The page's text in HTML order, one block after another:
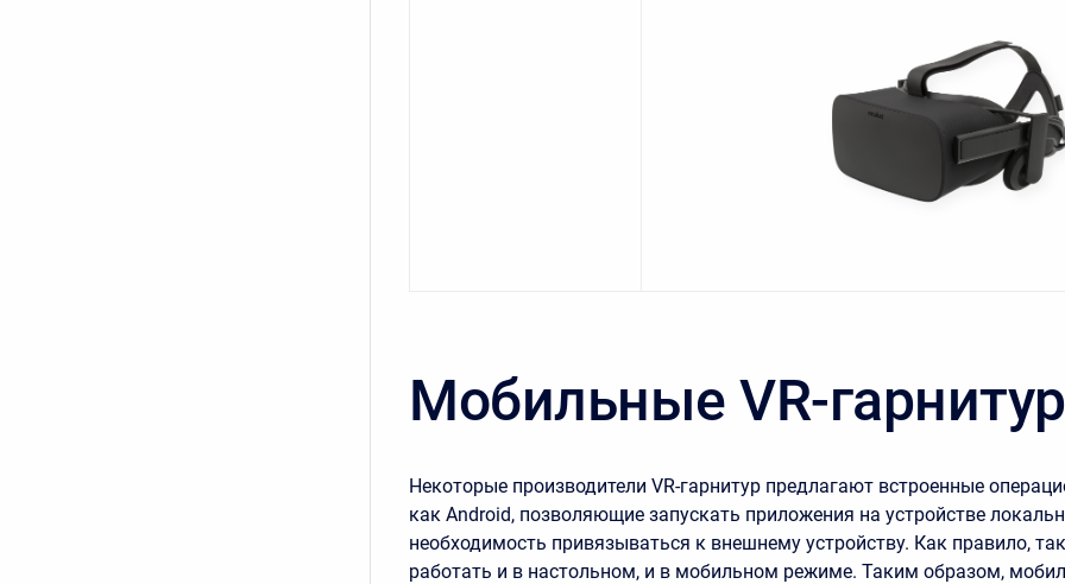
Мобильные VR-
Некоторые производители VR-гарнитур предлагают встроенные
как Android, позволяющие запускать приложения на устройстве
необходимость привязываться к внешнему устройству. Как правило,
работать и в настольном, и в мобильном режиме. Таким образом,